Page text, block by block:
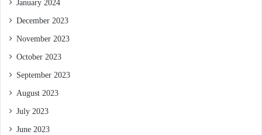
January 2024
December 2023
November 2023
October 2023
September 2023
August 2023
July 2023
June 2023